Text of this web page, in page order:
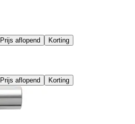
Prijs aflopend Korting
Prijs aflopend Korting